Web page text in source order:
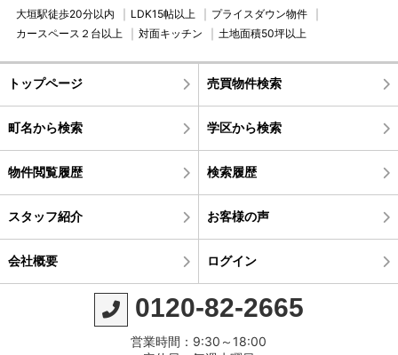
営業時間／9：30～18：00（水曜定休）
……………………‥‥‥‥‥・・‥‥‥‥‥……………………
真永不動産にお任せください★★……
新築一戸建て 中古一戸建て マンション 土地
新築一戸建て
多数オープンハウス開催中！
詳細はコチラ
………★★
真永不動産では
多数査定依頼を受けています！
★★……
「売りたい」
専用ページは
TEL／
……………………‥‥‥‥‥・・‥‥‥‥‥……………………
営業時間／9：30～18：00（水曜定休）
住所／大垣市三塚町1022番地1
……………………‥‥‥‥‥・・‥‥‥‥‥……………………
……★★
大垣市の不動産なら
新築一戸建て
多数オープンハウス開催中！
詳細は
………★★
真永不動産では
多数査定依頼を受けています！
★★……
「売りたい」
専用ページは
営業時間／9：30～18：00（水曜定休）
住所／大垣市三塚町1022番地1
大垣駅徒歩20分以内 LDK15帖以上
プライスダウン物件
カースペース２台以上
対面キッチン 土地面積50坪以上
トップページ 売買物件検索
町名から検索 学区から検索
物件閲覧履歴 検索履歴
スタッフ紹介 お客様の声
会社概要 ログイン
0120-82-2665
営業時間：9:30～18:00